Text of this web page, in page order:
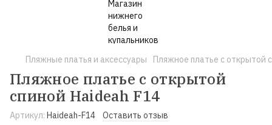
Пляжные платья и аксессуары Пляжное платье с открытой
Пляжное платье с открытой
спиной Haideah F14
Артикул: Haideah-F14 Оставить отзыв